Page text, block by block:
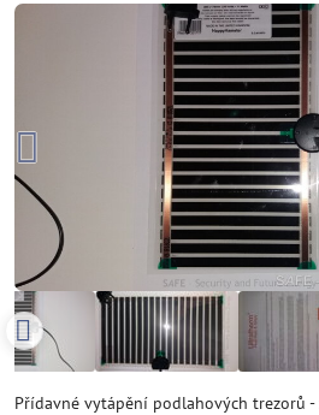
Přídavné vytápění podlahových trezorů